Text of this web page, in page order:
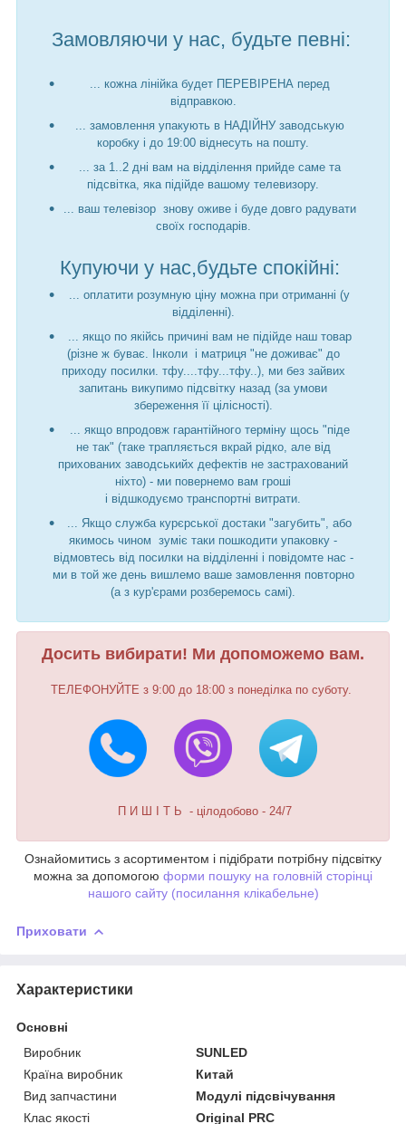
Замовляючи у нас, будьте певні:
... кожна лінійка будет ПЕРЕВІРЕНА перед
відправкою.
... замовлення упакують в НАДІЙНУ заводськую
коробку і до 19:00 віднесуть на пошту.
... за 1..2 дні вам на відділення прийде саме та
підсвітка, яка підійде вашому телевизору.
... ваш телевізор знову оживе і буде довго радувати
своїх господарів.
Купуючи у нас,будьте спокійні:
... оплатити розумную ціну можна при отриманні (у
відділенні).
... якщо по якійсь причині вам не підійде наш товар
(різне ж буває. Інколи і матриця "не доживає" до
приходу посилки. тфу....тфу...тфу..), ми без зайвих
запитань викупимо підсвітку назад (за умови
збереження її цілісності).
... якщо впродовж гарантійного терміну щось "піде
не так" (таке трапляється вкрай рідко, але від
прихованих заводськийх дефектів не застрахований
ніхто) - ми повернемо вам гроші
і відшкодуємо транспортні витрати.
... Якщо служба курєрської достаки "загубить", або
якимось чином зуміє таки пошкодити упаковку -
відмовтесь від посилки на відділенні і повідомте нас -
ми в той же день вишлемо ваше замовлення повторно
(а з кур'єрами розберемось самі).
Досить вибирати! Ми допоможемо вам.
ТЕЛЕФОНУЙТЕ з 9:00 до 18:00 з понеділка по суботу.
П И Ш І Т Ь - цілодобово - 24/7
Ознайомитись з асортиментом і підібрати потрібну підсвітку
можна за допомогою форми пошуку на головній сторінці
нашого сайту (посилання клікабельне)
Приховати
Характеристики
Основні
Виробник
SUNLED
Країна виробник
Китай
Вид запчастини
Модулі підсвічування
Клас якості
Original PRC